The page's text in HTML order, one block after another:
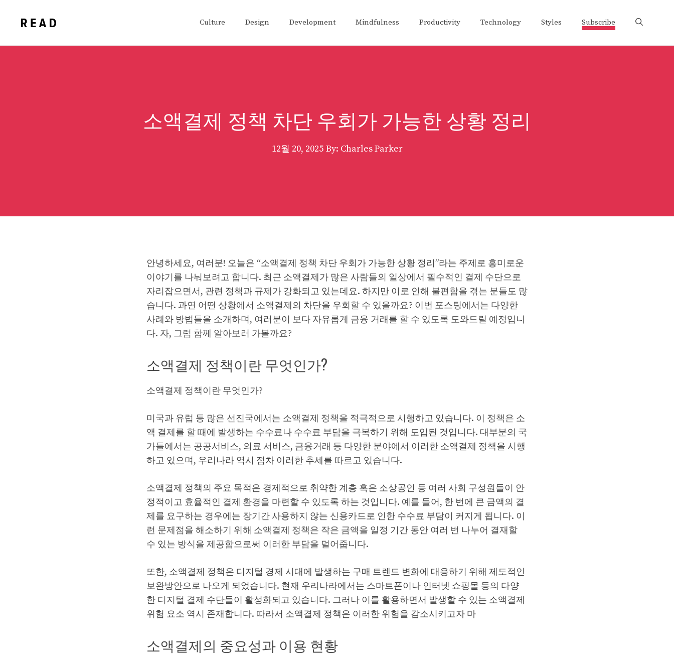
Culture Design Development Mindfulness Productivity Technology Styles Subscribe
소액결제 정책 차단 우회가 가능한 상황 정리
12월 20, 2025 By: Charles Parker
안녕하세요, 여러분! 오늘은 “소액결제 정책 차단 우회가 가능한 상황 정리”라는 주제로 흥미로운
이야기를 나눠보려고 합니다. 최근 소액결제가 많은 사람들의 일상에서 필수적인 결제 수단으로
자리잡으면서, 관련 정책과 규제가 강화되고 있는데요. 하지만 이로 인해 불편함을 겪는 분들도 많
습니다. 과연 어떤 상황에서 소액결제의 차단을 우회할 수 있을까요? 이번 포스팅에서는 다양한
사례와 방법들을 소개하며, 여러분이 보다 자유롭게 금융 거래를 할 수 있도록 도와드릴 예정입니
다. 자, 그럼 함께 알아보러 가볼까요?
소액결제 정책이란 무엇인가?
소액결제 정책이란 무엇인가?
미국과 유럽 등 많은 선진국에서는 소액결제 정책을 적극적으로 시행하고 있습니다. 이 정책은 소
액 결제를 할 때에 발생하는 수수료나 수수료 부담을 극복하기 위해 도입된 것입니다. 대부분의 국
가들에서는 공공서비스, 의료 서비스, 금융거래 등 다양한 분야에서 이러한 소액결제 정책을 시행
하고 있으며, 우리나라 역시 점차 이러한 추세를 따르고 있습니다.
소액결제 정책의 주요 목적은 경제적으로 취약한 계층 혹은 소상공인 등 여러 사회 구성원들이 안
정적이고 효율적인 결제 환경을 마련할 수 있도록 하는 것입니다. 예를 들어, 한 번에 큰 금액의 결
제를 요구하는 경우에는 장기간 사용하지 않는 신용카드로 인한 수수료 부담이 커지게 됩니다. 이
런 문제점을 해소하기 위해 소액결제 정책은 작은 금액을 일정 기간 동안 여러 번 나누어 결재할
수 있는 방식을 제공함으로써 이러한 부담을 덜어줍니다.
또한, 소액결제 정책은 디지털 경제 시대에 발생하는 구매 트렌드 변화에 대응하기 위해 제도적인
보완방안으로 나오게 되었습니다. 현재 우리나라에서는 스마트폰이나 인터넷 쇼핑몰 등의 다양
한 디지털 결제 수단들이 활성화되고 있습니다. 그러나 이를 활용하면서 발생할 수 있는 소액결제
위험 요소 역시 존재합니다. 따라서 소액결제 정책은 이러한 위험을 감소시키고자 마
소액결제의 중요성과 이용 현황